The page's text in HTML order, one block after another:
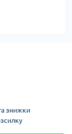
знижки